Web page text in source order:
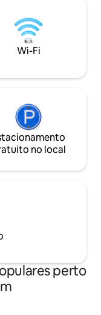
apartamento
andar sem
largo e não muito
Wi-Fi
no local
perto